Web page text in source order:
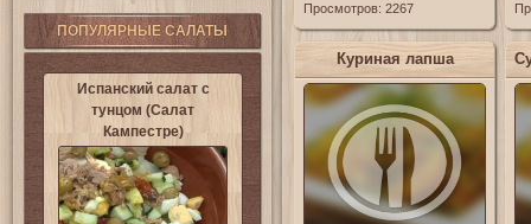
ПОПУЛЯРНЫЕ САЛАТЫ
Испанский салат с
тунцом (Салат
Кампестре)
Просмотров: 2267
Куриная лапша